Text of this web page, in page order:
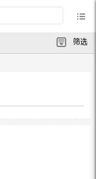
筛选